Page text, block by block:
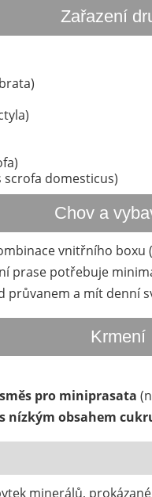
Zařazení
scrofa domesticus)
Chov a
vnitřního boxu
prase potřebuje
průvanem a mít denní
Krmení
pro miniprasata
nízkým obsahem
minerálů,